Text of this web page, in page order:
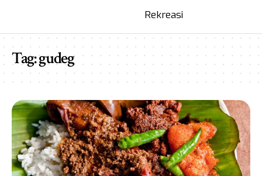
Rekreasi
Tag:gudeg